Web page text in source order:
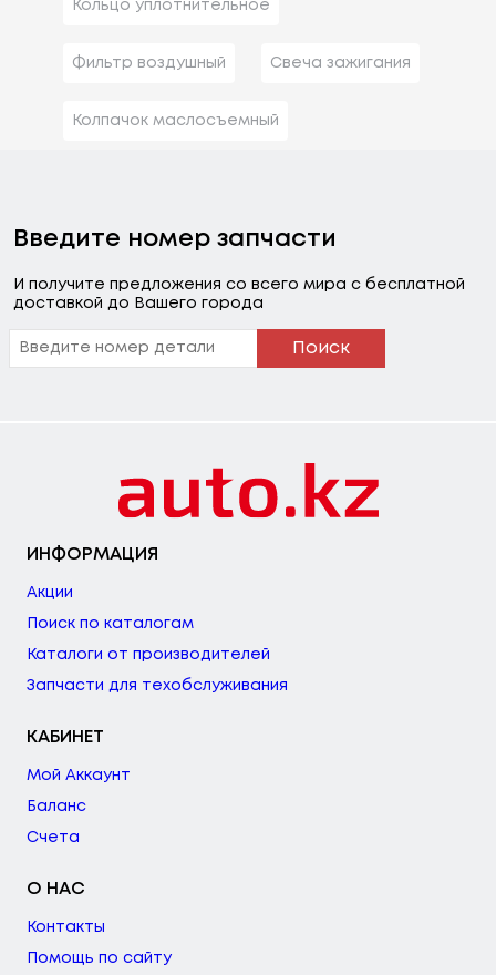
Кольцо уплотнительное
Фильтр воздушный Свеча зажигания
Колпачок маслосъемный
Введите номер запчасти
И получите предложения со всего мира с бесплатной
доставкой до Вашего города
Поиск
ИНФОРМАЦИЯ
Акции
Поиск по каталогам
Каталоги от производителей
Запчасти для техобслуживания
КАБИНЕТ
Мой Аккаунт
Баланс
Счета
О НАС
Контакты
Помощь по сайту